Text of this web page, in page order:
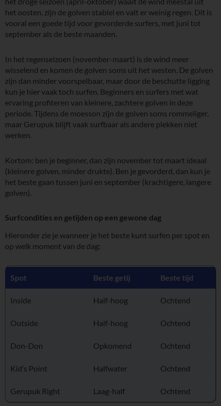
het oosten, zijn de golven stabiel en valt er weinig regen. Dit is
vooral een goede tijd voor gevorderde surfers, met juni tot
september als de beste maanden.
In het regenseizoen (november-maart) is de wind meer
wisselend en komen de golven soms uit het westen. De golven
zijn dan minder voorspelbaar, maar door de beschutte ligging
kun je hier vaak toch surfen. Beginners en surfers met wat
ervaring profiteren van kleinere, zachtere golven in deze
periode. Tijdens de moesson zijn de golven soms rommeliger,
maar Gerupuk blijft vaak surfbaar als andere plekken niet
werken.
Kortom: ben je beginner, dan zijn november tot maart ideaal
(kleinere golven, minder drukte). Ben je gevorderd, dan kun je
het beste gaan tussen juni en september (krachtigere, langere
golven).
Surfcondities en getijden op een gewone dag
Hieronder zie je wanneer je het beste kunt surfen per spot en
op welk moment van de dag:
Spot Beste getij Beste tijd
Inside Half-hoog Ochtend
Outside Half-hoog Ochtend
Don-Don Opkomend Ochtend
Kid’s Point Halfwater Ochtend
Gerupuk Right Laag-half Ochtend